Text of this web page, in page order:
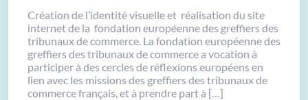
Création de l’identité visuelle et réalisation du site
internet de la fondation européenne des greffiers des
tribunaux de commerce. La fondation européenne des
greffiers des tribunaux de commerce a vocation à
participer à des cercles de réflexions européens en
lien avec les missions des greffiers des tribunaux de
commerce français, et à prendre part à […]